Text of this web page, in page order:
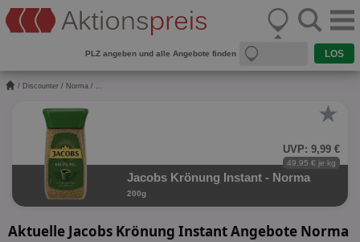
PLZ angeben und alle Angebote finden
/ Discounter / Norma / ...
★
UVP: 9,99 €
49,95 € je kg
Jacobs Krönung Instant - Norma
200g
Aktuelle Jacobs Krönung Instant Angebote Norma